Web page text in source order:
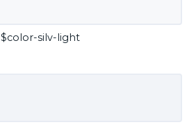
$color-silv-light